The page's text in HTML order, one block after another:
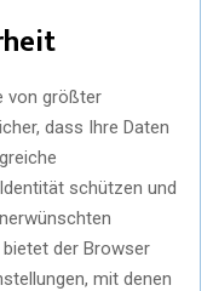
von größter
dass Ihre Daten
schützen und
der Browser
mit denen